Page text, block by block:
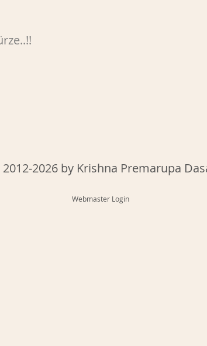
2026 by Krishna Premarupa
Webmaster Login